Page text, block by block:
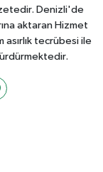
Denizli'de
aktaran Hizmet
asırlık tecrübesi ile